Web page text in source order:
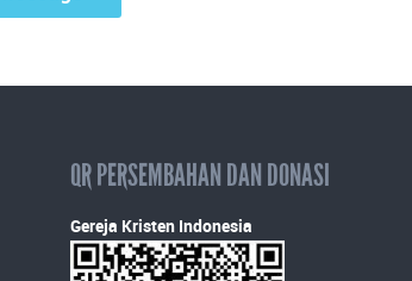
QR PERSEMBAHAN DAN DONASI
Gereja Kristen Indonesia